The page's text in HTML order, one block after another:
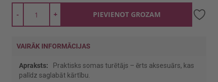
+
- PIEVIENOT GROZAM
VAIRĀK INFORMĀCIJAS
Vairāk
informācijas
Praktisks somas turētājs – ērts aksesuārs, kas
palīdz saglabāt kārtību.